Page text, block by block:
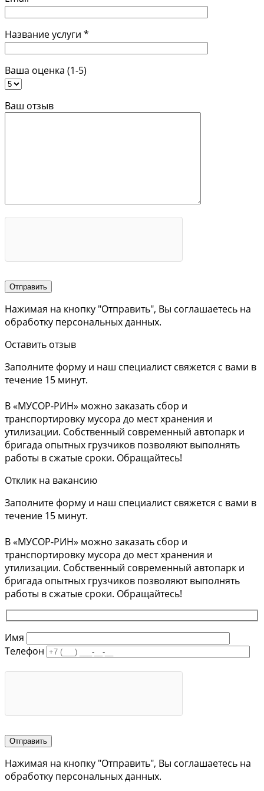
Название услуги *
Ваша оценка (1-5)
Ваш отзыв
Нажимая на кнопку "Отправить", Вы соглашаетесь на
обработку персональных данных.
Оставить отзыв
Заполните форму и наш специалист свяжется с вами в
течение 15 минут.
В «МУСОР-РИН» можно заказать сбор и
транспортировку мусора до мест хранения и
утилизации. Собственный современный автопарк и
бригада опытных грузчиков позволяют выполнять
работы в сжатые сроки. Обращайтесь!
Отклик на вакансию
Заполните форму и наш специалист свяжется с вами в
течение 15 минут.
В «МУСОР-РИН» можно заказать сбор и
транспортировку мусора до мест хранения и
утилизации. Собственный современный автопарк и
бригада опытных грузчиков позволяют выполнять
работы в сжатые сроки. Обращайтесь!
Имя
Телефон
Нажимая на кнопку "Отправить", Вы соглашаетесь на
обработку персональных данных.